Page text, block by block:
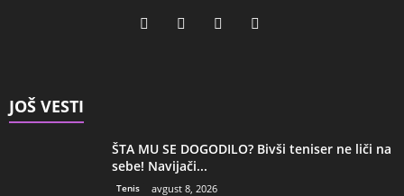
JOŠ VESTI
ŠTA MU SE DOGODILO? Bivši teniser ne liči na
sebe! Navijači...
Tenis avgust 8, 2026